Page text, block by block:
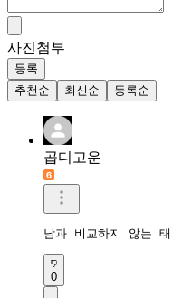
사진첨부
등록
추천순
최신순 등록순
곱디고운
남과 비교하지 않는
0